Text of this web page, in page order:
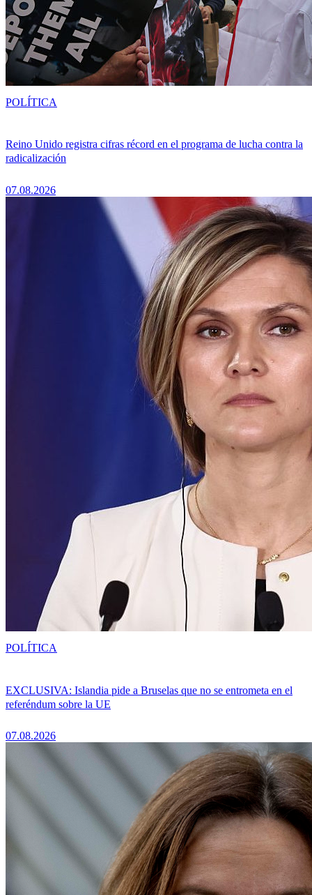
Reino Unido registra cifras récord en el programa de lucha contra la
radicalización
07.08.2026
POLÍTICA
EXCLUSIVA: Islandia pide a Bruselas que no se entrometa en el
referéndum sobre la UE
07.08.2026
POLÍTICA